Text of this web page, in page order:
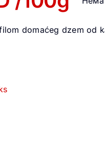
domaćeg dzem od